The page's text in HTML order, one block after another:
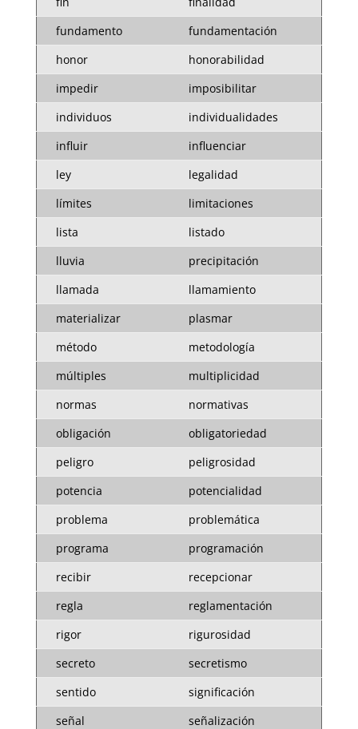
fundamento
fundamentación
honor
honorabilidad
impedir
imposibilitar
individuos
individualidades
influir
influenciar
ley
legalidad
límites
limitaciones
lista
listado
lluvia
precipitación
llamada
llamamiento
materializar
plasmar
método
metodología
múltiples
multiplicidad
normas
normativas
obligación
obligatoriedad
peligro
peligrosidad
potencia
potencialidad
problema
problemática
programa
programación
recibir
recepcionar
regla
reglamentación
rigor
rigurosidad
secreto
secretismo
sentido
significación
señal
señalización